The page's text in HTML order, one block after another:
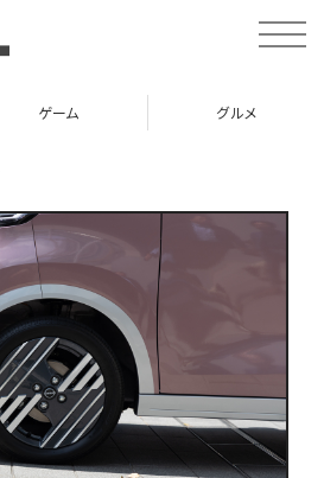
toggle
ゲーム グルメ